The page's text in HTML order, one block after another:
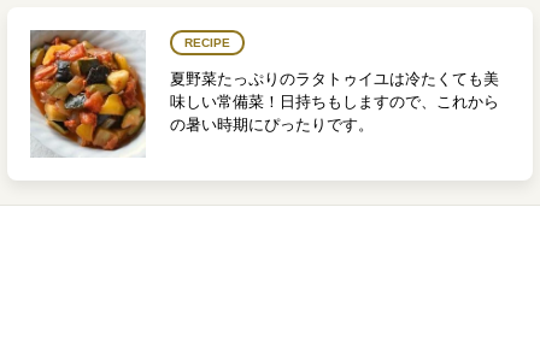
RECIPE
夏野菜たっぷりのラタトゥイユは冷たくても美
味しい常備菜！日持ちもしますので、これから
の暑い時期にぴったりです。